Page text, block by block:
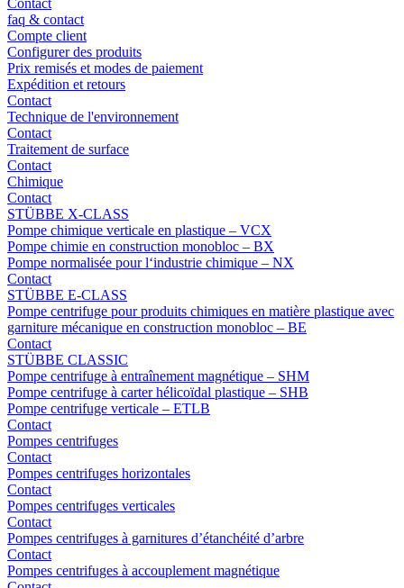
Contact
faq & contact
Compte client
Configurer des produits
Prix remisés et modes de paiement
Expédition et retours
Contact
Technique de l'environnement
Contact
Traitement de surface
Contact
Chimique
Contact
STÜBBE X-CLASS
Pompe chimique verticale en plastique – VCX
Pompe chimie en construction monobloc – BX
Pompe normalisée pour l‘industrie chimique – NX
Contact
STÜBBE E-CLASS
Pompe centrifuge pour produits chimiques en matière plastique avec
garniture mécanique en construction monobloc – BE
Contact
STÜBBE CLASSIC
Pompe centrifuge à entraînement magnétique – SHM
Pompe centrifuge à carter hélicoïdal plastique – SHB
Pompe centrifuge verticale – ETLB
Contact
Pompes centrifuges
Contact
Pompes centrifuges horizontales
Contact
Pompes centrifuges verticales
Contact
Pompes centrifuges à garnitures d’étanchéité d’arbre
Contact
Pompes centrifuges à accouplement magnétique